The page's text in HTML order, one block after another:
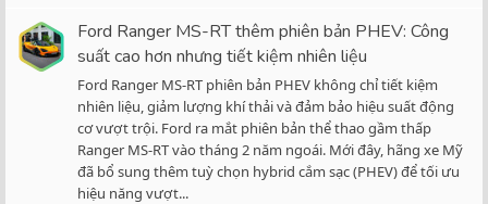
Ford Ranger MS-RT thêm phiên bản PHEV: Công
suất cao hơn nhưng tiết kiệm nhiên liệu
Ford Ranger MS-RT phiên bản PHEV không chỉ tiết kiệm
nhiên liệu, giảm lượng khí thải và đảm bảo hiệu suất động
cơ vượt trội. Ford ra mắt phiên bản thể thao gầm thấp
Ranger MS-RT vào tháng 2 năm ngoái. Mới đây, hãng xe Mỹ
đã bổ sung thêm tuỳ chọn hybrid cắm sạc (PHEV) để tối ưu
hiệu năng vượt...